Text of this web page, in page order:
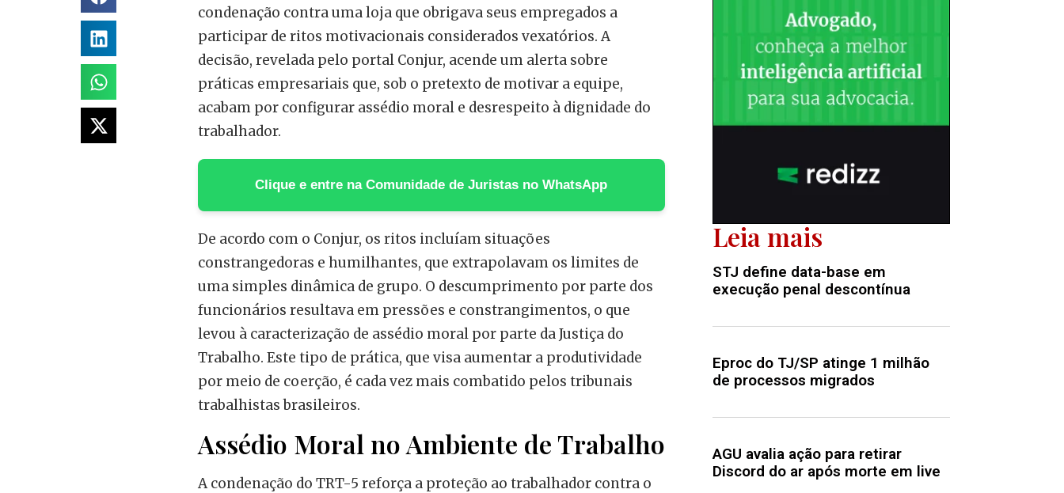
condenação contra uma loja que obrigava seus empregados a
participar de ritos motivacionais considerados vexatórios. A
decisão, revelada pelo portal Conjur, acende um alerta sobre
práticas empresariais que, sob o pretexto de motivar a equipe,
acabam por configurar assédio moral e desrespeito à dignidade do
trabalhador.
Clique e entre na Comunidade de Juristas no WhatsApp
De acordo com o Conjur, os ritos incluíam situações
constrangedoras e humilhantes, que extrapolavam os limites de
uma simples dinâmica de grupo. O descumprimento por parte dos
funcionários resultava em pressões e constrangimentos, o que
levou à caracterização de assédio moral por parte da Justiça do
Trabalho. Este tipo de prática, que visa aumentar a produtividade
por meio de coerção, é cada vez mais combatido pelos tribunais
trabalhistas brasileiros.
Assédio Moral no Ambiente de Trabalho
A condenação do TRT-5 reforça a proteção ao trabalhador contra o
Leia mais
STJ define data-base em
execução penal descontínua
Eproc do TJ/SP atinge 1 milhão
de processos migrados
AGU avalia ação para retirar
Discord do ar após morte em live